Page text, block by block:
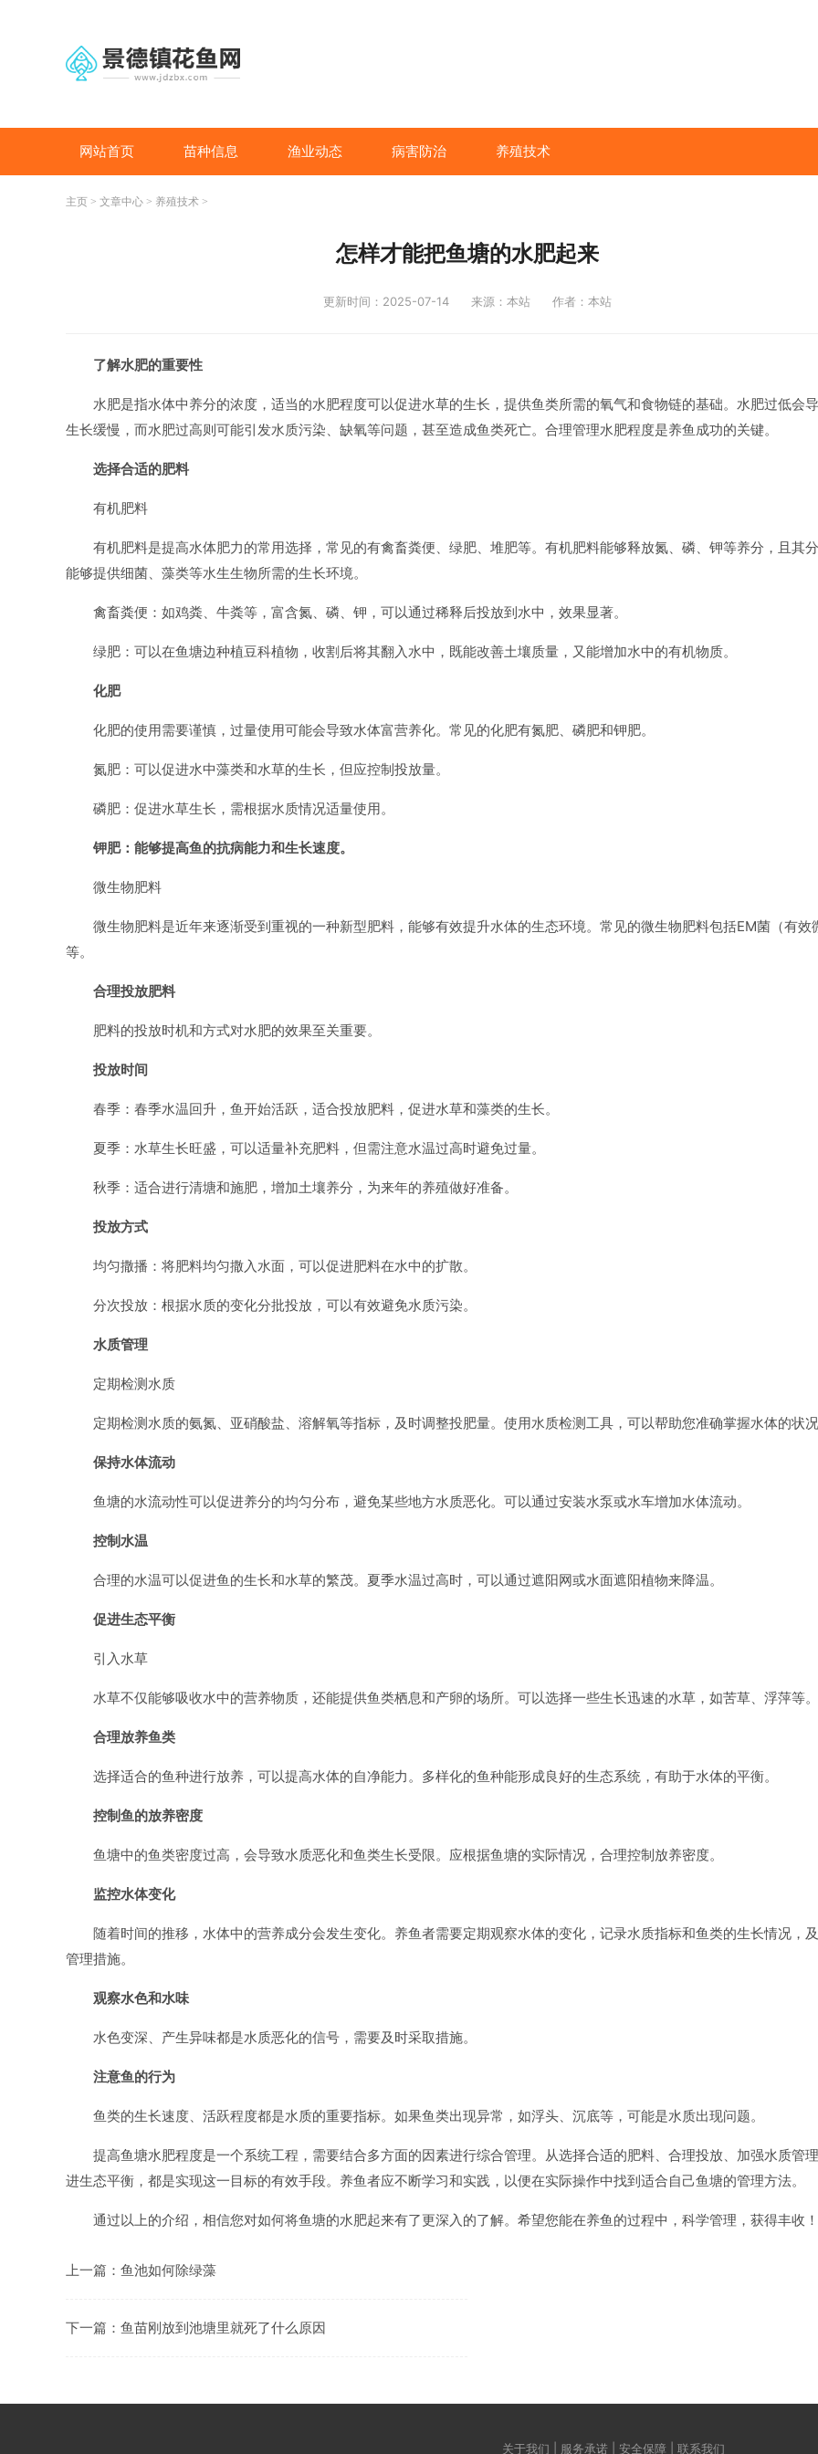
网站首页 苗种信息 渔业动态 病害防治 养殖技术
主页 > 文章中心 > 养殖技术 >
怎样才能把鱼塘的水肥起来
更新时间：2025-07-14 来源：本站 作者：本站
了解水肥的重要性
水肥是指水体中养分的浓度，适当的水肥程度可以促进水草的生长，提供鱼类所需的氧气和食物链的基础。水肥过低会
生长缓慢，而水肥过高则可能引发水质污染、缺氧等问题，甚至造成鱼类死亡。合理管理水肥程度是养鱼成功的关键。
选择合适的肥料
有机肥料
有机肥料是提高水体肥力的常用选择，常见的有禽畜粪便、绿肥、堆肥等。有机肥料能够释放氮、磷、钾等养分，且其
能够提供细菌、藻类等水生生物所需的生长环境。
禽畜粪便：如鸡粪、牛粪等，富含氮、磷、钾，可以通过稀释后投放到水中，效果显著。
绿肥：可以在鱼塘边种植豆科植物，收割后将其翻入水中，既能改善土壤质量，又能增加水中的有机物质。
化肥
化肥的使用需要谨慎，过量使用可能会导致水体富营养化。常见的化肥有氮肥、磷肥和钾肥。
氮肥：可以促进水中藻类和水草的生长，但应控制投放量。
磷肥：促进水草生长，需根据水质情况适量使用。
钾肥：能够提高鱼的抗病能力和生长速度。
微生物肥料
微生物肥料是近年来逐渐受到重视的一种新型肥料，能够有效提升水体的生态环境。常见的微生物肥料包括EM菌（有效
等。
合理投放肥料
肥料的投放时机和方式对水肥的效果至关重要。
投放时间
春季：春季水温回升，鱼开始活跃，适合投放肥料，促进水草和藻类的生长。
夏季：水草生长旺盛，可以适量补充肥料，但需注意水温过高时避免过量。
秋季：适合进行清塘和施肥，增加土壤养分，为来年的养殖做好准备。
投放方式
均匀撒播：将肥料均匀撒入水面，可以促进肥料在水中的扩散。
分次投放：根据水质的变化分批投放，可以有效避免水质污染。
水质管理
定期检测水质
定期检测水质的氨氮、亚硝酸盐、溶解氧等指标，及时调整投肥量。使用水质检测工具，可以帮助您准确掌握水体的状
保持水体流动
鱼塘的水流动性可以促进养分的均匀分布，避免某些地方水质恶化。可以通过安装水泵或水车增加水体流动。
控制水温
合理的水温可以促进鱼的生长和水草的繁茂。夏季水温过高时，可以通过遮阳网或水面遮阳植物来降温。
促进生态平衡
引入水草
水草不仅能够吸收水中的营养物质，还能提供鱼类栖息和产卵的场所。可以选择一些生长迅速的水草，如苦草、浮萍等。
合理放养鱼类
选择适合的鱼种进行放养，可以提高水体的自净能力。多样化的鱼种能形成良好的生态系统，有助于水体的平衡。
控制鱼的放养密度
鱼塘中的鱼类密度过高，会导致水质恶化和鱼类生长受限。应根据鱼塘的实际情况，合理控制放养密度。
监控水体变化
随着时间的推移，水体中的营养成分会发生变化。养鱼者需要定期观察水体的变化，记录水质指标和鱼类的生长情况，
管理措施。
观察水色和水味
水色变深、产生异味都是水质恶化的信号，需要及时采取措施。
注意鱼的行为
鱼类的生长速度、活跃程度都是水质的重要指标。如果鱼类出现异常，如浮头、沉底等，可能是水质出现问题。
提高鱼塘水肥程度是一个系统工程，需要结合多方面的因素进行综合管理。从选择合适的肥料、合理投放、加强水质管
进生态平衡，都是实现这一目标的有效手段。养鱼者应不断学习和实践，以便在实际操作中找到适合自己鱼塘的管理方法。
通过以上的介绍，相信您对如何将鱼塘的水肥起来有了更深入的了解。希望您能在养鱼的过程中，科学管理，获得丰收！
上一篇： 鱼池如何除绿藻
下一篇： 鱼苗刚放到池塘里就死了什么原因
关于我们 | 服务承诺 | 安全保障 | 联系我们